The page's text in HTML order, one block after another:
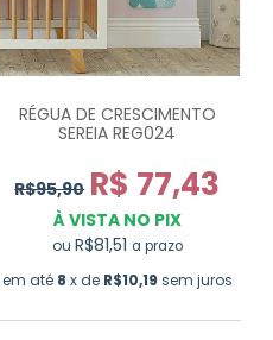
RÉGUA DE CRESCIMENTO
SEREIA REG024
R$95,90 R$ 77,43
À VISTA NO PIX
ou R$81,51 a prazo
em até 8 x de R$10,19 sem juros